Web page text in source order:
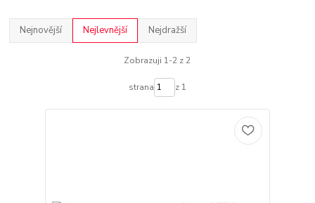
Nejnovější Nejlevnější Nejdražší
Zobrazuji 1-2 z 2
strana z 1